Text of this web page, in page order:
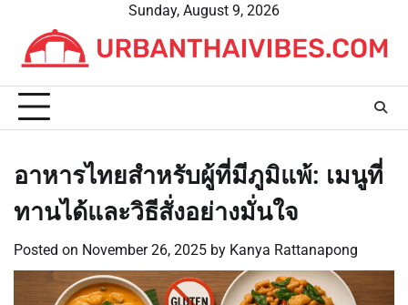
content
Sunday, August 9, 2026
อาหารไทยสำหรับผู้ที่มีภูมิแพ้: เมนูที่
ทานได้และวิธีสั่งอย่างมั่นใจ
Posted on November 26, 2025 by Kanya Rattanapong